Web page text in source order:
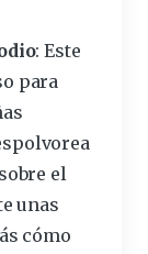
: Este
para
el
unas
cómo